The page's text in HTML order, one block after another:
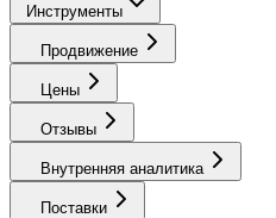
Инструменты
Продвижение
Цены
Отзывы
Внутренняя аналитика
Поставки